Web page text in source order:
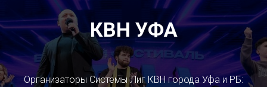
КВН УФА
Организаторы Системы Лиг КВН города Уфа и РБ: